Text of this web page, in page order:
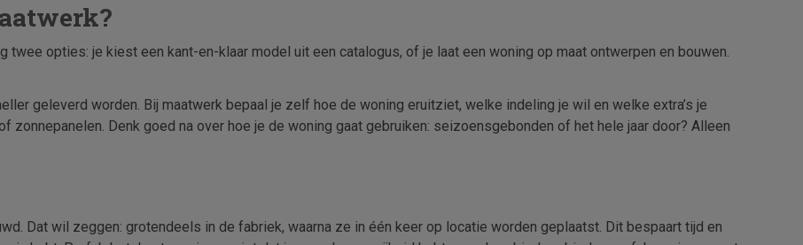
twee opties: je kiest een kant-en-klaar model uit een catalogus, of je laat een woning op maat ontwerpen en bouwen.
geleverd worden. Bij maatwerk bepaal je zelf hoe de woning eruitziet, welke indeling je wil en welke extra’s je
zonnepanelen. Denk goed na over hoe je de woning gaat gebruiken: seizoensgebonden of het hele jaar door? Alleen
Dat wil zeggen: grotendeels in de fabriek, waarna ze in één keer op locatie worden geplaatst. Dit bespaart tijd en